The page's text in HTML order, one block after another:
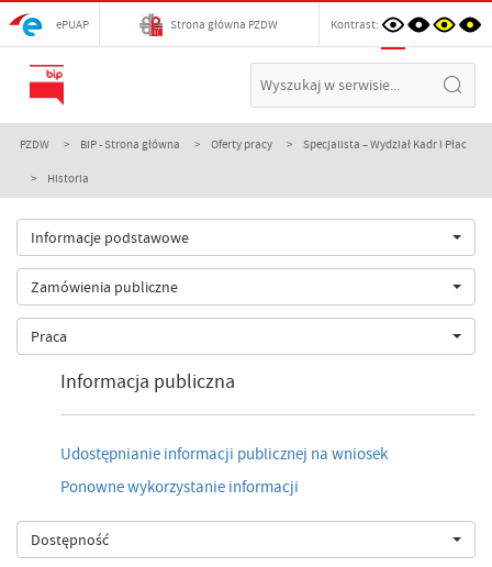
ePUAP Strona główna PZDW Kontrast:
PZDW BIP - Strona główna Oferty pracy Specjalista – Wydział Kadr i Płac
Historia
Informacje podstawowe
Zamówienia publiczne
Praca
Informacja publiczna
Udostępnianie informacji publicznej na wniosek
Ponowne wykorzystanie informacji
Dostępność